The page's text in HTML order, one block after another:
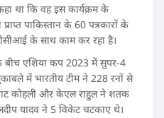
था कि वह इस कार्यक्रम के
पाकिस्तान के 60 पत्रकारों के
के साथ काम कर रहा है।
बीच एशिया कप 2023 में सुपर-4
में भारतीय टीम ने 228 रनों से
कोहली और केएल राहुल ने शतक
यादव ने 5 विकेट चटकाए थे।